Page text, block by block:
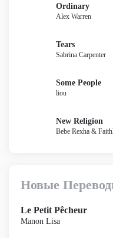
Ordinary
Alex Warren
Tears
Sabrina Carpenter
Some People
liou
New Religion
Bebe Rexha &
Новые
Le Petit Pêcheur
Manon Lisa